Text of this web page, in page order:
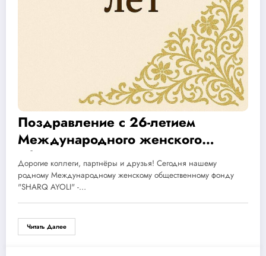
Поздравление с 26-летием
Международного женского
общественного фонда «SHARQ
AYOLI» — Woman of East
Дорогие коллеги, партнёры и друзья! Сегодня нашему
родному Международному женскому общественному фонду
"SHARQ AYOLI" -…
Читать Далее